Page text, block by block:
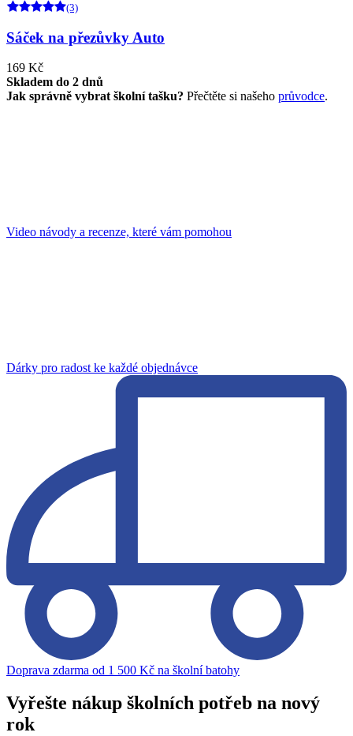
(3)
Sáček na přezůvky Auto
169 Kč
Skladem do 2 dnů
Jak správně vybrat školní tašku? Přečtěte si našeho průvodce.
Video návody a recenze, které vám pomohou
Dárky pro radost ke každé objednávce
Doprava zdarma od 1 500 Kč na školní batohy
Vyřešte nákup školních potřeb na nový
rok